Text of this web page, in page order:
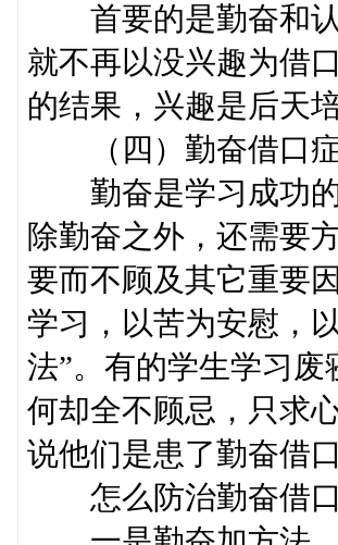
首要的是勤奋和认
就不再以没兴趣为借
的结果，兴趣是后天
（四）勤奋借口
勤奋是学习成功的
除勤奋之外，还需要
要而不顾及其它重要
学习，以苦为安慰，
法”。有的学生学习
何却全不顾忌，只求
说他们是患了勤奋借口
怎么防治勤奋借口